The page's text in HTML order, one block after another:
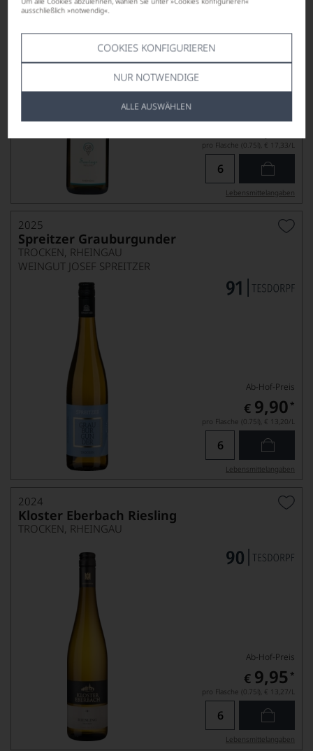
ausschließlich »notwendig«.
COOKIES KONFIGURIEREN
NUR NOTWENDIGE
ALLE AUSWÄHLEN
13,00
pro Flasche (0.75l), € 17,33/L
Lebensmittel­angaben
2025
Spreitzer Grauburgunder
TROCKEN, RHEINGAU
WEINGUT JOSEF SPREITZER
Ab-Hof-Preis
€ 9,90 *
pro Flasche (0.75l), € 13,20/L
Lebensmittel­angaben
2024
Kloster Eberbach Riesling
TROCKEN, RHEINGAU
Ab-Hof-Preis
€ 9,95 *
pro Flasche (0.75l), € 13,27/L
Lebensmittel­angaben